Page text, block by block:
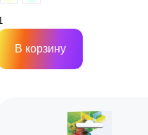
В корзину